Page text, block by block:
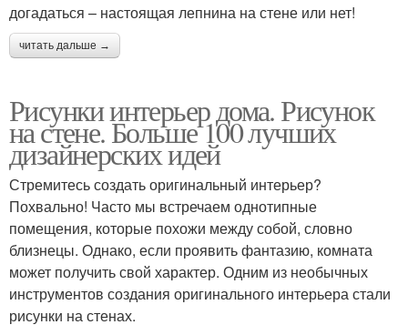
догадаться – настоящая лепнина на стене или нет!
читать дальше →
Рисунки интерьер дома. Рисунок
на стене. Больше 100 лучших
дизайнерских идей
Стремитесь создать оригинальный интерьер?
Похвально! Часто мы встречаем однотипные
помещения, которые похожи между собой, словно
близнецы. Однако, если проявить фантазию, комната
может получить свой характер. Одним из необычных
инструментов создания оригинального интерьера стали
рисунки на стенах.